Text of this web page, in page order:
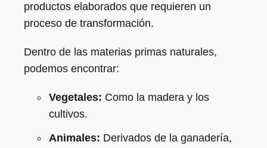
productos elaborados que requieren un
proceso de transformación.
Dentro de las materias primas naturales,
podemos encontrar:
Vegetales: Como la madera y los
cultivos.
Animales: Derivados de la ganadería,